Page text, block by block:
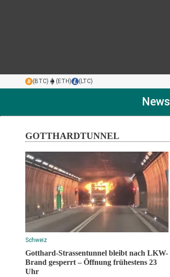
(BTC) (ETH) (LTC)
News
GOTTHARDTUNNEL
Schweiz
Gotthard-Strassentunnel bleibt nach LKW-
Brand gesperrt – Öffnung frühestens 23
Uhr